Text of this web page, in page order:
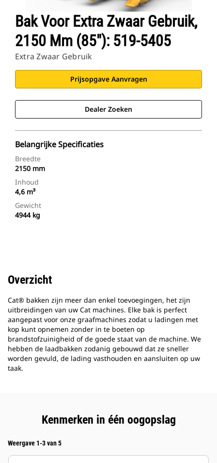
Bak Voor Extra Zwaar Gebruik,
2150 Mm (85"): 519-5405
Extra Zwaar Gebruik
Prijsopgave Aanvragen
Dealer Zoeken
Belangrijke Specificaties
Breedte
2150 mm
Inhoud
4,6 m³
Gewicht
4944 kg
Overzicht
Cat® bakken zijn meer dan enkel toevoegingen, het zijn
uitbreidingen van uw Cat machines. Elke bak is perfect
aangepast voor onze graafmachines zodat u ladingen met
kop kunt opnemen zonder in te boeten op
brandstofzuinigheid of de goede staat van de machine. We
hebben de laadbakken zodanig gebouwd dat ze sneller
worden gevuld, de lading vasthouden en aansluiten op uw
taak.
Kenmerken in één oogopslag
Weergave 1-3 van 5